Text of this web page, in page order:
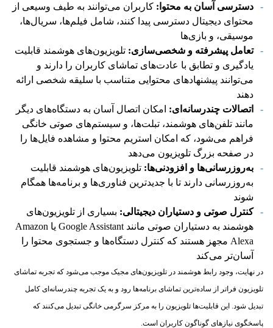
دسترسی آسان به محتوا: کاربران می‌توانند به طیف وسیعی از
محتوای دیجیتال دسترسی پیدا کنند، شامل فیلم‌ها، سریال‌ها،
موسیقی، و بازی‌ها
تعامل پیشرفته و شخصی‌سازی: تلویزیون‌های هوشمند قابلیت
یادگیری و تطابق با عادت‌های تماشای کاربران را دارند و
می‌توانند پیشنهادهای محتوایی متناسب با سلیقه شخصی ارائه
دهند
اتصالات چندرسانه‌ای: امکان اتصال آسان به دستگاه‌های دیگر
مانند تلفن‌های هوشمند، تبلت‌ها، و سیستم‌های صوتی خانگی
فراهم می‌شود، که امکان استریم محتوا و مشاهده فایل‌ها را
در صفحه بزرگ تلویزیون می‌دهد
به‌روزرسانی‌ها و افزودنی‌ها: تلویزیون‌های هوشمند قابلیت
به‌روزرسانی دارند تا با جدیدترین فناوری‌ها و برنامه‌ها همگام
شوند
کنترل صوتی و دستیاران دیجیتالی: بسیاری از تلویزیون‌های
هوشمند به دستیاران صوتی مانند Google Assistant یا Amazon
Alexa مجهز هستند که کنترل دستگاه‌ها و جستجوی محتوا را
آسان‌تر می‌کند
در نهایت، وجود رابط هوشمند در تلویزیون‌های مجیک موجب می‌شود که تجربه تماشای
تلویزیون فراتر از ساده‌ترین تماشای برنامه‌ها رود و به یک تجربه چندرسانه‌ای کامل
تبدیل شود. این قابلیت‌ها تلویزیون را به مرکز سرگرمی خانگی تبدیل می‌کنند که
پاسخگوی نیازهای گوناگون کاربران است.